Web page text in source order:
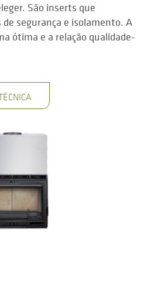
São inserts que
segurança e isolamento. A
ótima e a relação qualidade-